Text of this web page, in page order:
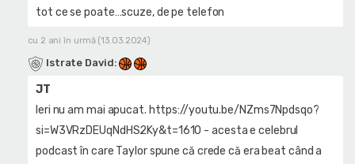
tot ce se poate…scuze, de pe telefon
cu 2 ani în urmă (13.03.2024)
Istrate David:
JT
Ieri nu am mai apucat. https://youtu.be/NZms7Npdsqo?
si=W3VRzDEUqNdHS2Ky&t=1610 - acesta e celebrul
podcast în care Taylor spune că crede că era beat când a